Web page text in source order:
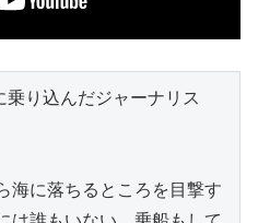
り込んだジャーナリス
海に落ちるところを目撃す